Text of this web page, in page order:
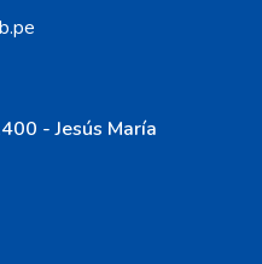
- Jesús María